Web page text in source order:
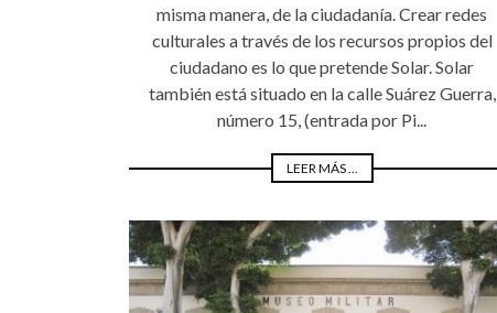
misma manera, de la ciudadanía. Crear redes
culturales a través de los recursos propios del
ciudadano es lo que pretende Solar. Solar
también está situado en la calle Suárez Guerra,
número 15, (entrada por Pi...
LEER MÁS ...